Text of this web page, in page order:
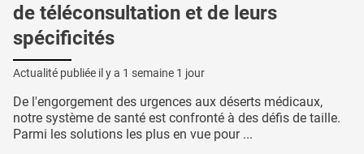
de téléconsultation et de leurs
spécificités
Actualité publiée il y a 1 semaine 1 jour
De l'engorgement des urgences aux déserts médicaux,
notre système de santé est confronté à des défis de taille.
Parmi les solutions les plus en vue pour ...